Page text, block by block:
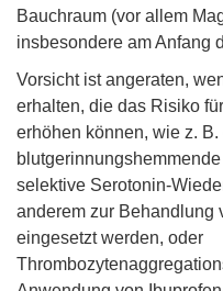
Bauchraum (vor allem
insbesondere am Anfang
Vorsicht ist angeraten,
erhalten, die das Risiko
erhöhen können, wie z.
selektive Serotonin-
anderem zur Behandlung
eingesetzt werden, oder